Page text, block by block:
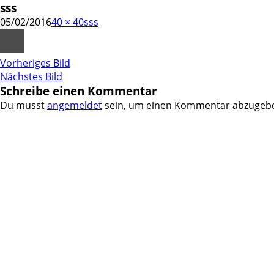
sss
05/02/201640 × 40sss
Vorheriges Bild
Nächstes Bild
Schreibe einen Kommentar
Du musstangemeldetsein, um einen Kommentar